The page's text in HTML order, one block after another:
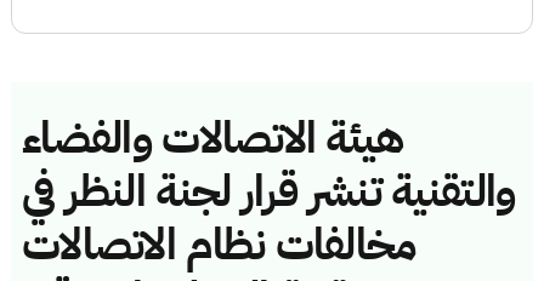
هيئة الاتصالات والفضاء
والتقنية تنشر قرار لجنة النظر في
مخالفات نظام الاتصالات